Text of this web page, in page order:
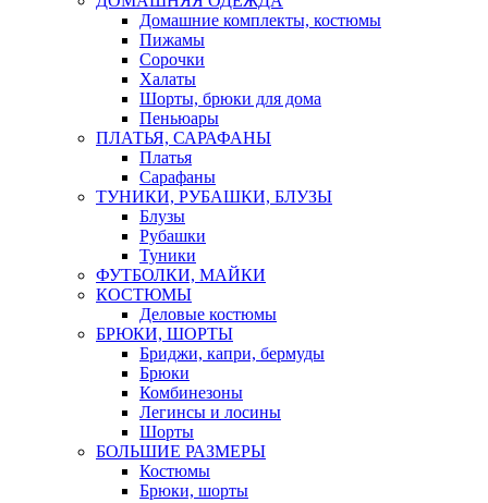
Домашние комплекты, костюмы
Пижамы
Сорочки
Халаты
Шорты, брюки для дома
Пеньюары
ПЛАТЬЯ, САРАФАНЫ
Платья
Сарафаны
ТУНИКИ, РУБАШКИ, БЛУЗЫ
Блузы
Рубашки
Туники
ФУТБОЛКИ, МАЙКИ
КОСТЮМЫ
Деловые костюмы
БРЮКИ, ШОРТЫ
Бриджи, капри, бермуды
Брюки
Комбинезоны
Легинсы и лосины
Шорты
БОЛЬШИЕ РАЗМЕРЫ
Костюмы
Брюки, шорты